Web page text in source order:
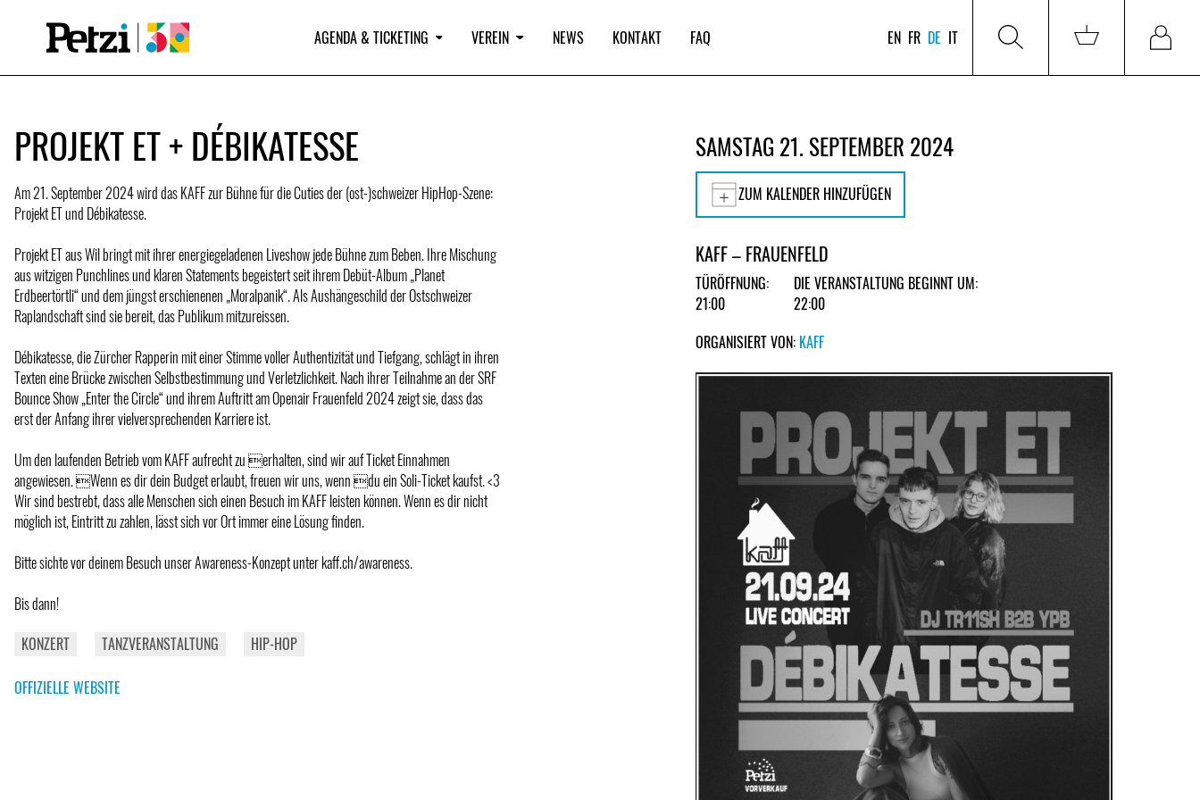
AGENDA & TICKETING VEREIN NEWS KONTAKT FAQ EN FR DE IT
PROJEKT ET + DÉBIKATESSE
Am 21. September 2024 wird das KAFF zur Bühne für die Cuties der (ost-)schweizer HipHop-Szene:
Projekt ET und Débikatesse.
Projekt ET aus Wil bringt mit ihrer energiegeladenen Liveshow jede Bühne zum Beben. Ihre Mischung
aus witzigen Punchlines und klaren Statements begeistert seit ihrem Debüt-Album „Planet
Erdbeertörtli“ und dem jüngst erschienenen „Moralpanik“. Als Aushängeschild der Ostschweizer
Raplandschaft sind sie bereit, das Publikum mitzureissen.
Débikatesse, die Zürcher Rapperin mit einer Stimme voller Authentizität und Tiefgang, schlägt in ihren
Texten eine Brücke zwischen Selbstbestimmung und Verletzlichkeit. Nach ihrer Teilnahme an der SRF
Bounce Show „Enter the Circle“ und ihrem Auftritt am Openair Frauenfeld 2024 zeigt sie, dass das
erst der Anfang ihrer vielversprechenden Karriere ist.
Um den laufenden Betrieb vom KAFF aufrecht zu erhalten, sind wir auf Ticket Einnahmen
angewiesen. Wenn es dir dein Budget erlaubt, freuen wir uns, wenn du ein Soli-Ticket kaufst. <3
Wir sind bestrebt, dass alle Menschen sich einen Besuch im KAFF leisten können. Wenn es dir nicht
möglich ist, Eintritt zu zahlen, lässt sich vor Ort immer eine Lösung finden.
Bitte sichte vor deinem Besuch unser Awareness-Konzept unter kaff.ch/awareness.
Bis dann!
KONZERT
TANZVERANSTALTUNG HIP-HOP
OFFIZIELLE WEBSITE
SAMSTAG 21. SEPTEMBER 2024
ZUM KALENDER HINZUFÜGEN
KAFF – FRAUENFELD
TÜRÖFFNUNG:
21:00
DIE VERANSTALTUNG BEGINNT UM:
22:00
ORGANISIERT VON: KAFF